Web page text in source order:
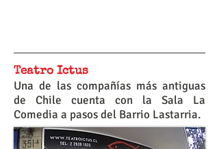
Teatro Ictus
Una de las compañías más antiguas
de Chile cuenta con la Sala La
Comedia a pasos del Barrio Lastarria.